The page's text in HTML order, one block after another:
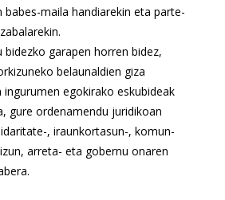
babes-maila handiarekin eta parte-
bidezko garapen horren bidez,
belaunaldien giza
ingurumen egokirako eskubideak
gure ordenamendu juridikoan
, iraunkortasun-, komun-
arreta- eta gobernu onaren